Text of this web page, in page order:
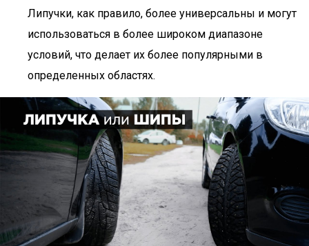
Липучки, как правило, более универсальны и могут
использоваться в более широком диапазоне
условий, что делает их более популярными в
определенных областях.